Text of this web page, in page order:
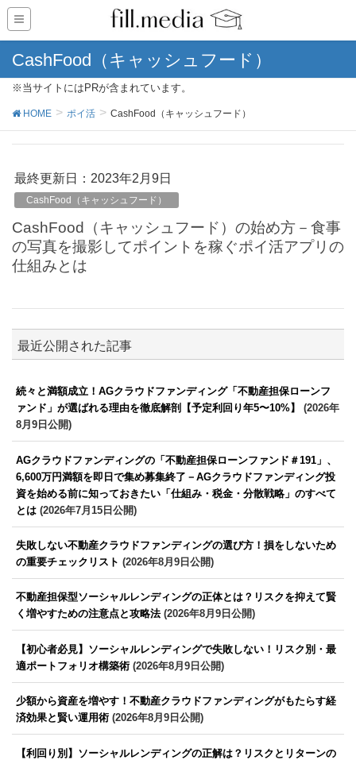
CashFood（キャッシュフード）
※当サイトにはPRが含まれています。
HOME ポイ活 CashFood（キャッシュフード）
最終更新日：2023年2月9日
CashFood（キャッシュフード）
CashFood（キャッシュフード）の始め方－食事
の写真を撮影してポイントを稼ぐポイ活アプリの
仕組みとは
最近公開された記事
続々と満額成立！AGクラウドファンディング「不動産担保ローンフ
ァンド」が選ばれる理由を徹底解剖【予定利回り年5〜10%】
(2026年
8月9日公開)
AGクラウドファンディングの「不動産担保ローンファンド＃191」、
6,600万円満額を即日で集め募集終了－AGクラウドファンディング投
資を始める前に知っておきたい「仕組み・税金・分散戦略」のすべて
とは (2026年7月15日公開)
失敗しない不動産クラウドファンディングの選び方！損をしないため
の重要チェックリスト (2026年8月9日公開)
不動産担保型ソーシャルレンディングの正体とは？リスクを抑えて賢
く増やすための注意点と攻略法(2026年8月9日公開)
【初心者必見】ソーシャルレンディングで失敗しない！リスク別・最
適ポートフォリオ構築術 (2026年8月9日公開)
少額から資産を増やす！不動産クラウドファンディングがもたらす経
済効果と賢い運用術 (2026年8月9日公開)
【利回り別】ソーシャルレンディングの正解は？リスクとリターンの